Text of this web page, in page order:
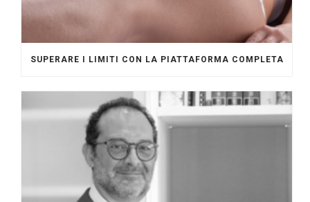
SUPERARE I LIMITI CON LA PIATTAFORMA COMPLETA